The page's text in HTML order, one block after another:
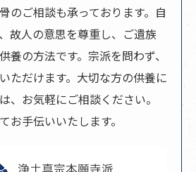
のご相談も承っております。自
故人の意思を尊重し、ご遺族
養の方法です。宗派を問わず、
ただけます。大切な方の供養に
、お気軽にご相談ください。
お手伝いいたします。